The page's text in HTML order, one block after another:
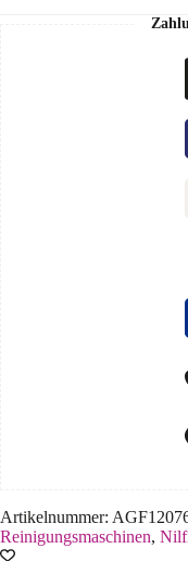
Artikelnummer:
Reinigungsmaschinen,